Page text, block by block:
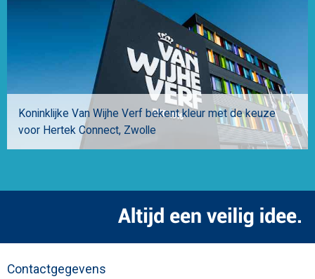
Koninklijke Van Wijhe Verf bekent kleur met de keuze
voor Hertek Connect Zwolle
Contactgegevens